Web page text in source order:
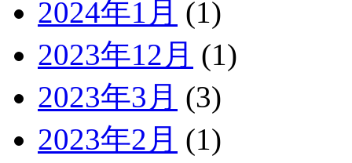
2024年1月 (1)
2023年12月 (1)
2023年3月 (3)
2023年2月 (1)